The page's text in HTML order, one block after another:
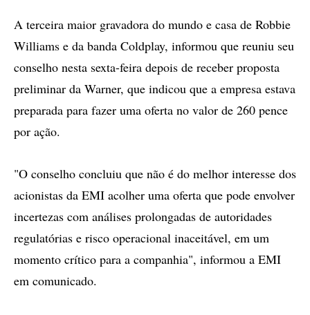
A terceira maior gravadora do mundo e casa de Robbie
Williams e da banda Coldplay, informou que reuniu seu
conselho nesta sexta-feira depois de receber proposta
preliminar da Warner, que indicou que a empresa estava
preparada para fazer uma oferta no valor de 260 pence
por ação.
"O conselho concluiu que não é do melhor interesse dos
acionistas da EMI acolher uma oferta que pode envolver
incertezas com análises prolongadas de autoridades
regulatórias e risco operacional inaceitável, em um
momento crítico para a companhia", informou a EMI
em comunicado.